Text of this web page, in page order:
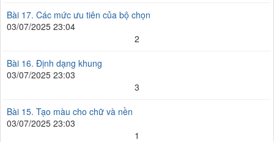
Bài 17. Các mức ưu tiên của bộ chọn
03/07/2025 23:04
2
Bài 16. Định dạng khung
03/07/2025 23:03
3
Bài 15. Tạo màu cho chữ và nền
03/07/2025 23:03
1